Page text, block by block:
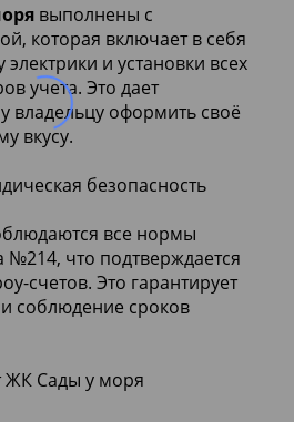
выполнены с
которая включает в себя
электрики и установки всех
учета. Это дает
владельцу оформить своё
вкусу.
безопасность
все нормы
№214, что подтверждается
счетов. Это гарантирует
соблюдение сроков
ЖК Сады у моря